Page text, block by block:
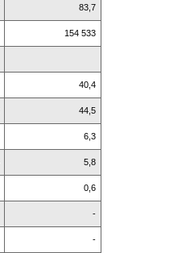
83,7
154 533
40,4
44,5
6,3
5,8
0,6
-
-